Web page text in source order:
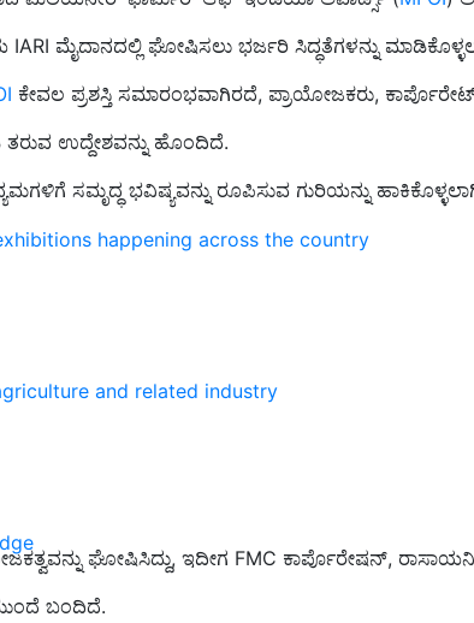
happening across the country
and related industry
ಮೈದಾನದಲ್ಲಿ ಘೋಷಿಸಲು ಭರ್ಜರಿ ಸಿದ್ಧತೆಗಳನ್ನು
ಕೇವಲ ಪ್ರಶಸ್ತಿ ಸಮಾರಂಭವಾಗಿರದೆ, ಪ್ರಾಯೋಜಕರು, ಕಾರ್ಪೊರೇಟ್‌
ತರುವ ಉದ್ದೇಶವನ್ನು ಹೊಂದಿದೆ.
ಸಮೃದ್ಧ ಭವಿಷ್ಯವನ್ನು ರೂಪಿಸುವ ಗುರಿಯನ್ನು
ಘೋಷಿಸಿದ್ದು, ಇದೀಗ FMC ಕಾರ್ಪೊರೇಷನ್,
ಬಂದಿದೆ.